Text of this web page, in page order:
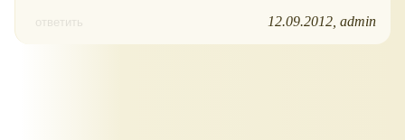
ответить 12.09.2012 admin